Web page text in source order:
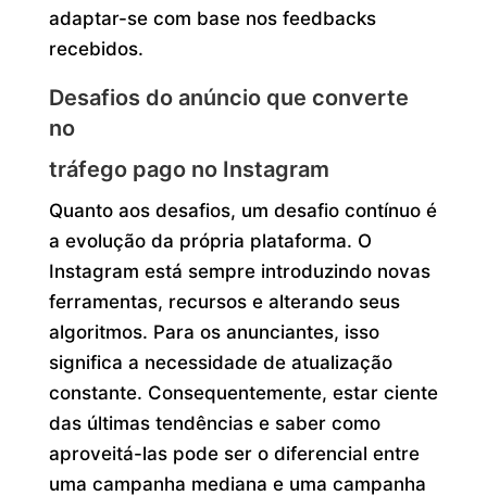
adaptar-se com base nos feedbacks
recebidos.
Desafios do anúncio que converte
no
tráfego pago no Instagram
Quanto aos desafios, um desafio contínuo é
a evolução da própria plataforma. O
Instagram está sempre introduzindo novas
ferramentas, recursos e alterando seus
algoritmos. Para os anunciantes, isso
significa a necessidade de atualização
constante. Consequentemente, estar ciente
das últimas tendências e saber como
aproveitá-las pode ser o diferencial entre
uma campanha mediana e uma campanha